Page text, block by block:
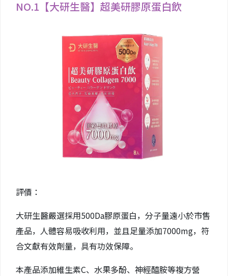
NO.1【大研生醫】超美研膠原蛋白飲
評價：
大研生醫嚴選採用500Da膠原蛋白，分子量遠小於市售
產品，人體容易吸收利用，並且足量添加7000mg，符
合文獻有效劑量，具有功效保障。
本產品添加維生素C、水果多酚、神經醯胺等複方營